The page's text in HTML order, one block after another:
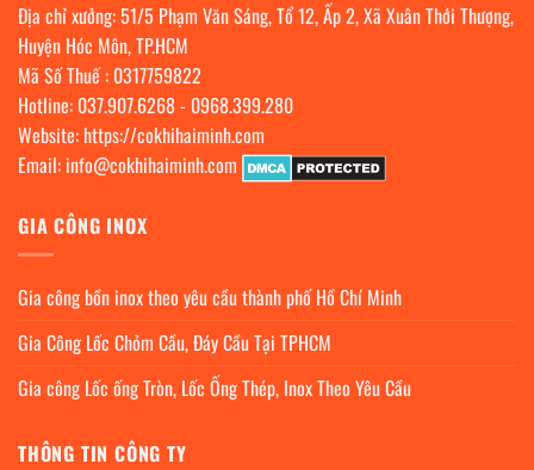
Địa chỉ xưởng: 51/5 Phạm Văn Sáng, Tổ 12, Ấp 2, Xã Xuân Thới Thượng,
Huyện Hóc Môn, TP.HCM
Mã Số Thuế : 0317759822
Hotline: 037.907.6268- 0968.399.280
Website: https://cokhihaiminh.com
Email: info@cokhihaiminh.com
GIA CÔNG INOX
Gia công bồn inox theo yêu cầu thành phố Hồ Chí Minh
Gia Công Lốc Chỏm Cầu, Đáy Cầu Tại TPHCM
Gia công Lốc ống Tròn, Lốc Ống Thép, Inox Theo Yêu Cầu
THÔNG TIN CÔNG TY